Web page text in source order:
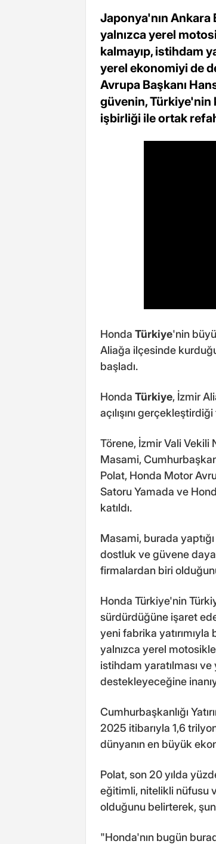
Japonya'nın
yalnızca yerel
kalmayıp, istihdam
yerel ekonomiyi de
Avrupa Başkanı
güvenin, Türkiye'nin
işbirliği ile ortak
Honda Türkiye'nin
Aliağa ilçesinde
başladı.
Honda Türkiye, İzmir
açılışını
Törene, İzmir Vali Vekili
Masami,
Polat, Honda Motor
Satoru Yamada ve
katıldı.
Masami, burada
dostluk ve güvene
firmalardan biri
Honda Türkiye'nin
sürdürdüğüne işaret
yeni fabrika
yalnızca yerel
istihdam yaratılması
destekleyeceğine
Cumhurbaşkanlığı
2025 itibarıyla 1,6
dünyanın en büyük
Polat, son 20 yılda
eğitimli, nitelikli nüfusu
olduğunu belirterek,
"Honda'nın bugün